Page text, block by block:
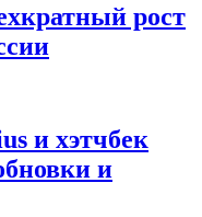
рост
и хэтчбек
и